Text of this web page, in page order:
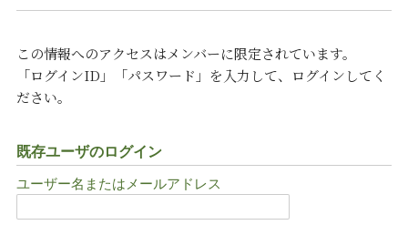
この情報へのアクセスはメンバーに限定されています。
「ログインID」「パスワード」を入力して、ログインしてく
ださい。
既存ユーザのログイン
ユーザー名またはメールアドレス